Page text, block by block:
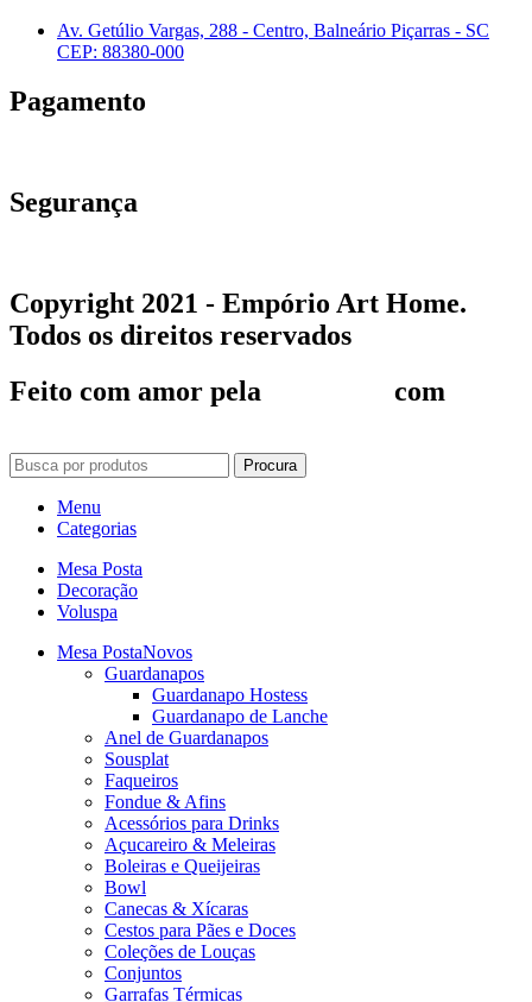
Av. Getúlio Vargas, 288 - Centro, Balneário Piçarras - SC
CEP: 88380-000
Pagamento
Segurança
Copyright 2021 - Empório Art Home.
Todos os direitos reservados
Feito com amor pela
com
Procura
Menu
Categorias
Mesa Posta
Decoração
Voluspa
Mesa PostaNovos
Guardanapos
Guardanapo Hostess
Guardanapo de Lanche
Anel de Guardanapos
Sousplat
Faqueiros
Fondue & Afins
Acessórios para Drinks
Açucareiro & Meleiras
Boleiras e Queijeiras
Bowl
Canecas & Xícaras
Cestos para Pães e Doces
Coleções de Louças
Conjuntos
Garrafas Térmicas